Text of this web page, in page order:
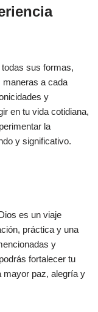
sus formas,
maneras a cada
y
en tu vida cotidiana,
la
y significativo.
es un viaje
práctica y una
y
fortalecer tu
mayor paz, alegría y